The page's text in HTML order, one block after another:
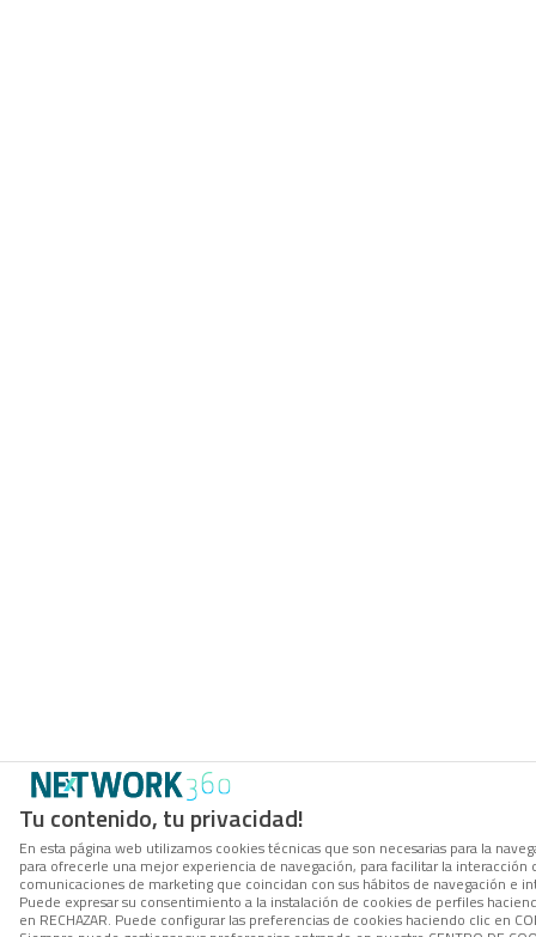
Tu contenido, tu privacidad!
En esta página web utilizamos cookies técnicas que son necesarias para la
para ofrecerle una mejor experiencia de navegación, para facilitar la
comunicaciones de marketing que coincidan con sus hábitos de navegación e
Puede expresar su consentimiento a la instalación de cookies de perfiles
en RECHAZAR. Puede configurar las preferencias de cookies haciendo clic en